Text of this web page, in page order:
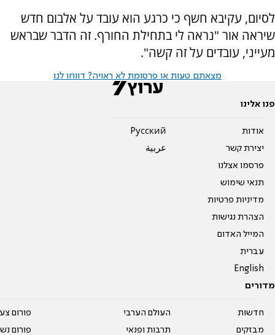
לסיום, עקיבא חשף כי כרגע הוא עובד על אלבום חדש
שיראה אור "נראה לי בתחילת החורף. זה הדבר שבראש
מעייני, עובדים על זה קשה".
מצאתם טעות או פרסומת לא ראויה? דווחו לנו
פנו אלינו
אודות
יצירת קשר
פרסמו אצלנו
תנאי שימוש
מדיניות פרטיות
הצהרת נגישות
המייל האדום
עברית
English
Pусский
عربية
מדורים
חדשות
מבזקים
העולם הערבי
תרבות ופנאי
פורום
פורום